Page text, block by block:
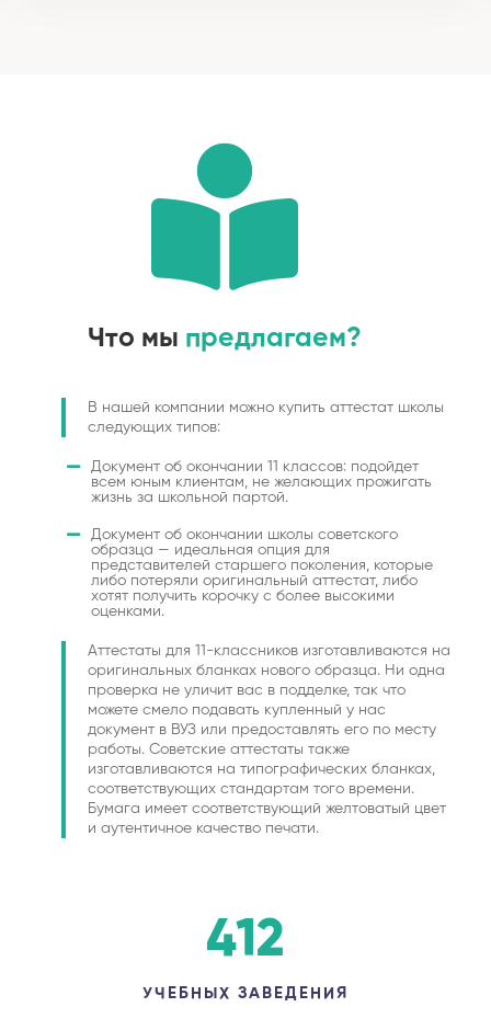
Что мы предлагаем?
В нашей компании можно купить аттестат школы
следующих типов:
Документ об окончании 11 классов: подойдет
всем юным клиентам, не желающих прожигать
жизнь за школьной партой.
Документ об окончании школы советского
образца — идеальная опция для
представителей старшего поколения, которые
либо потеряли оригинальный аттестат, либо
хотят получить корочку с более высокими
оценками.
Аттестаты для 11-классников изготавливаются на
оригинальных бланках нового образца. Ни одна
проверка не уличит вас в подделке, так что
можете смело подавать купленный у нас
документ в ВУЗ или предоставлять его по месту
работы. Советские аттестаты также
изготавливаются на типографических бланках,
соответствующих стандартам того времени.
Бумага имеет соответствующий желтоватый цвет
и аутентичное качество печати.
412
УЧЕБНЫХ ЗАВЕДЕНИЯ